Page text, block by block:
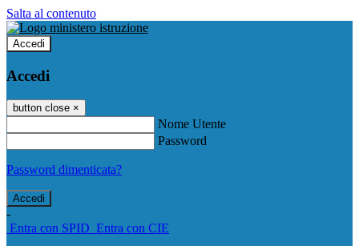
Salta al contenuto
Accedi
Accedi
button close ×
Nome Utente
Password
Password dimenticata?
-
Entra con SPID Entra con CIE